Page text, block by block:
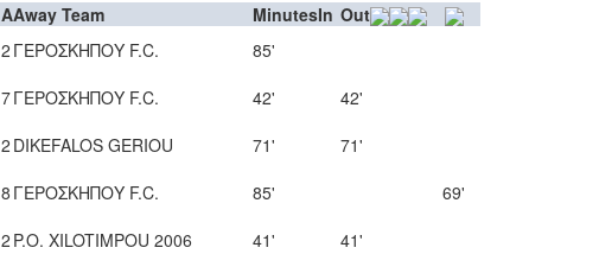
AAway Team MinutesIn Out
2 ΓΕΡΟΣΚΗΠΟΥ F.C.
85'
7ΓΕΡΟΣΚΗΠΟΥ F.C. 42'
42'
2 DIKEFALOS GERIOU 71'
71'
8 ΓΕΡΟΣΚΗΠΟΥ F.C. 85'
69'
2 P.O. XILOTIMPOU 2006 41'
41'